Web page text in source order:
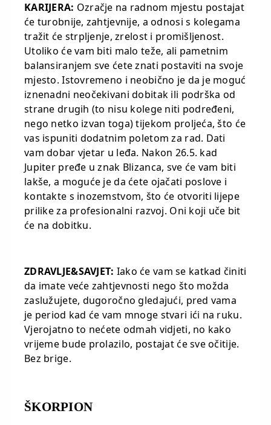
KARIJERA: Ozračje na radnom mjestu postajat
će turobnije, zahtjevnije, a odnosi s kolegama
tražit će strpljenje, zrelost i promišljenost.
Utoliko će vam biti malo teže, ali pametnim
balansiranjem sve ćete znati postaviti na svoje
mjesto. Istovremeno i neobično je da je moguć
iznenadni neočekivani dobitak ili podrška od
strane drugih (to nisu kolege niti podređeni,
nego netko izvan toga) tijekom proljeća, što će
vas ispuniti dodatnim poletom za rad. Dati
vam dobar vjetar u leđa. Nakon 26.5. kad
Jupiter pređe u znak Blizanca, sve će vam biti
lakše, a moguće je da ćete ojačati poslove i
kontakte s inozemstvom, što će otvoriti lijepe
prilike za profesionalni razvoj. Oni koji uče bit
će na dobitku.
ZDRAVLJE&SAVJET: Iako će vam se katkad činiti
da imate veće zahtjevnosti nego što možda
zaslužujete, dugoročno gledajući, pred vama
je period kad će vam mnoge stvari ići na ruku.
Vjerojatno to nećete odmah vidjeti, no kako
vrijeme bude prolazilo, postajat će sve očitije.
Bez brige.
ŠKORPION